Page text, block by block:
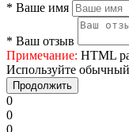
* Ваше имя
* Ваш отзыв
Примечание: HTML
Используйте обычный
Продолжить
0
0